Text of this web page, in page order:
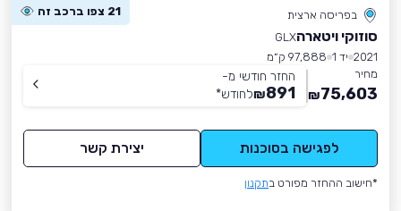
בפריסה ארצית 21 צפו ברכב זה
סוזוקי ויטארהGLX
2021 יד 1
97,888 ק״מ
מחיר
75,603
₪
החזר חודשי מ-
891
₪לחודש*
לפגישה בסוכנות יצירת קשר
*חישוב ההחזר מפורט בתקנון